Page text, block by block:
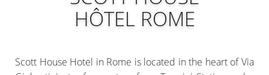
HÔTEL ROME
Scott House Hotel in Rome is located in the heart of Via